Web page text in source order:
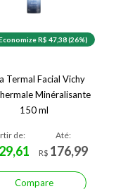
R$ 47,38 (26%)
Termal Facial Vichy
Minéralisante
150 ml
de:
Até:
R$ 176,99
Compare